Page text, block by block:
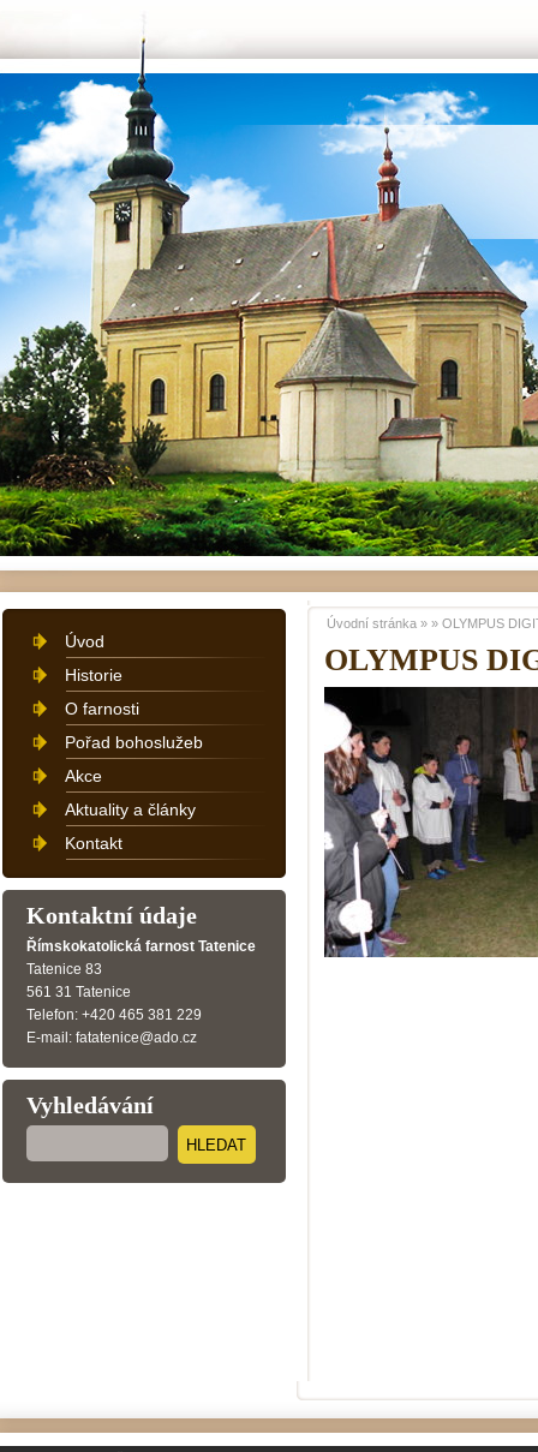
OLYMPUS
Úvodní stránka » » OLYMPUS
Úvod
Historie
O farnosti
Pořad bohoslužeb
Akce
Aktuality a články
Kontakt
Kontaktní údaje
Římskokatolická farnost Tatenice
Tatenice 83
561 31 Tatenice
Telefon: +420 465 381 229
E-mail: fatatenice@ado.cz
Vyhledávání
HLEDAT